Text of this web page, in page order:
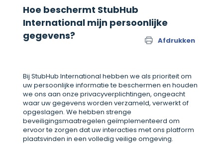
Hoe beschermt StubHub
International mijn persoonlijke
gegevens?
Afdrukken
Bij StubHub International hebben we als prioriteit om
uw persoonlijke informatie te beschermen en houden
we ons aan onze privacyverplichtingen, ongeacht
waar uw gegevens worden verzameld, verwerkt of
opgeslagen. We hebben strenge
beveiligingsmaatregelen geïmplementeerd om
ervoor te zorgen dat uw interacties met ons platform
plaatsvinden in een volledig veilige omgeving.